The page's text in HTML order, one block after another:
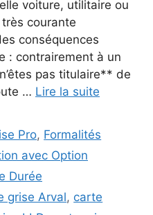
voiture, utilitaire ou
très courante
conséquences
: contrairement à un
pas titulaire** de
… Lire la suite
Pro, Formalités
avec Option
Durée
grise Arval, carte